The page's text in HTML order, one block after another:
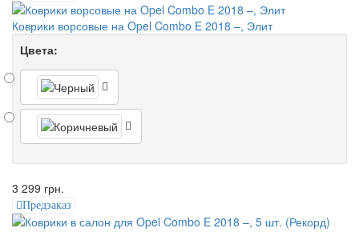
Коврики ворсовые на Opel Combo E 2018 –, Элит
Цвета:
3 299 грн.
Предзаказ